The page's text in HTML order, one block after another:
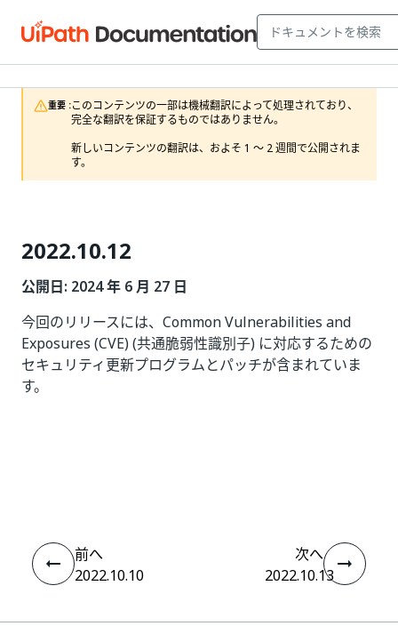
重要 :このコンテンツの一部は機械翻訳によって処理されており、
完全な翻訳を保証するものではありません。
新しいコンテンツの翻訳は、およそ 1 ～ 2 週間で公開されま
す。
2022.10.12
公開日: 2024 年 6 月 27 日
今回のリリースには、Common Vulnerabilities and
Exposures (CVE) (共通脆弱性識別子) に対応するための
セキュリティ更新プログラムとパッチが含まれていま
す。
前へ
2022.10.10
次へ
2022.10.13